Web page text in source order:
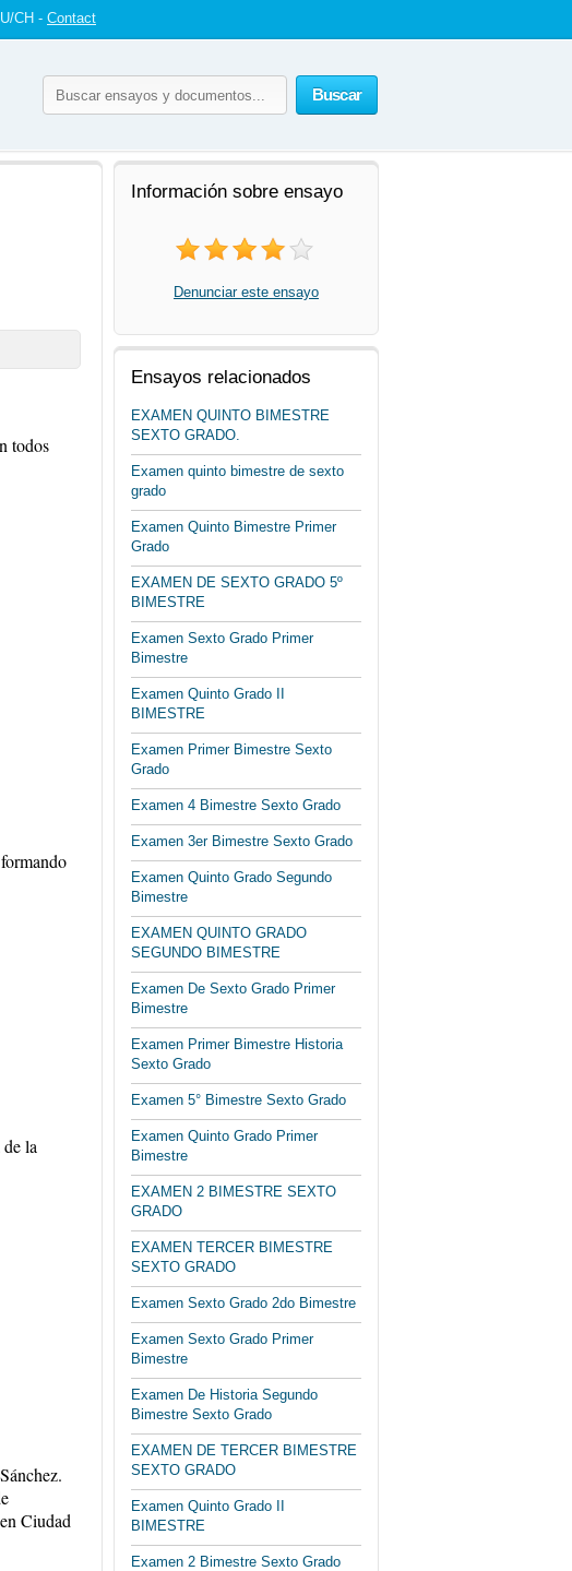
CH - Contact
Buscar
todos
la
Ciudad
Información sobre ensayo
Denunciar este ensayo
Ensayos relacionados
EXAMEN QUINTO BIMESTRE
SEXTO GRADO.
Examen quinto bimestre de sexto
grado
Examen Quinto Bimestre Primer
Grado
EXAMEN DE SEXTO GRADO 5º
BIMESTRE
Examen Sexto Grado Primer
Bimestre
Examen Quinto Grado II
BIMESTRE
Examen Primer Bimestre Sexto
Grado
Examen 4 Bimestre Sexto Grado
Examen 3er Bimestre Sexto Grado
Examen Quinto Grado Segundo
Bimestre
EXAMEN QUINTO GRADO
SEGUNDO BIMESTRE
Examen De Sexto Grado Primer
Bimestre
Examen Primer Bimestre Historia
Sexto Grado
Examen 5° Bimestre Sexto Grado
Examen Quinto Grado Primer
Bimestre
EXAMEN 2 BIMESTRE SEXTO
GRADO
EXAMEN TERCER BIMESTRE
SEXTO GRADO
Examen Sexto Grado 2do Bimestre
Examen Sexto Grado Primer
Bimestre
Examen De Historia Segundo
Bimestre Sexto Grado
EXAMEN DE TERCER BIMESTRE
SEXTO GRADO
Examen Quinto Grado II
BIMESTRE
Examen 2 Bimestre Sexto Grado